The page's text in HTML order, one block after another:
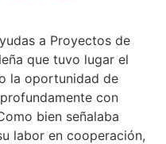
a Proyectos de
que tuvo lugar el
la oportunidad de
con
bien señalaba
labor en cooperación,